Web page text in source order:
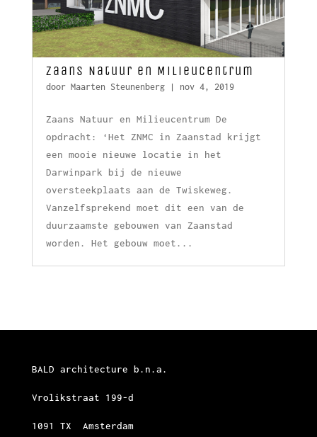
Zaans Natuur en Milieucentrum
door Maarten Steunenberg| nov 4, 2019
Zaans Natuur en Milieucentrum De
opdracht: ‘Het ZNMC in Zaanstad krijgt
een mooie nieuwe locatie in het
Darwinpark bij de nieuwe
oversteekplaats aan de Twiskeweg.
Vanzelfsprekend moet dit een van de
duurzaamste gebouwen van Zaanstad
worden. Het gebouw moet...
BALD architecture b.n.a.
Vrolikstraat 199-d
1091 TX Amsterdam